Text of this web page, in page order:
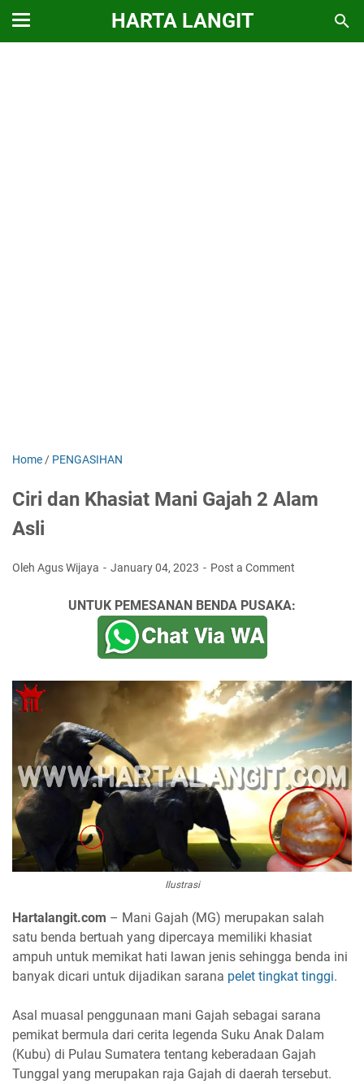
HARTA LANGIT
Home / PENGASIHAN
Ciri dan Khasiat Mani Gajah 2 Alam
Asli
Oleh Agus Wijaya January 04, 2023 Post a Comment
UNTUK PEMESANAN BENDA PUSAKA:
Ilustrasi
Hartalangit.com – Mani Gajah (MG) merupakan salah
satu benda bertuah yang dipercaya memiliki khasiat
ampuh untuk memikat hati lawan jenis sehingga benda ini
banyak dicari untuk dijadikan sarana pelet tingkat tinggi.
Asal muasal penggunaan mani Gajah sebagai sarana
pemikat bermula dari cerita legenda Suku Anak Dalam
(Kubu) di Pulau Sumatera tentang keberadaan Gajah
Tunggal yang merupakan raja Gajah di daerah tersebut.